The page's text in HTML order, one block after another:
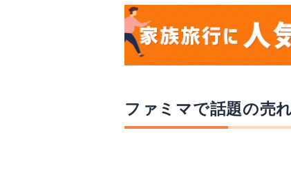
ファミマで話題の売